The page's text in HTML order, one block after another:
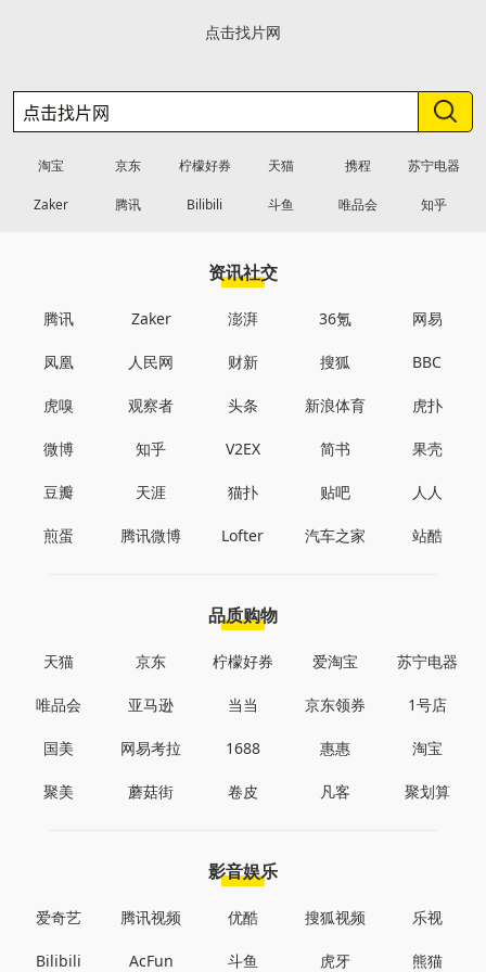
点击找片网
淘宝 京东 柠檬好券 天猫 携程 苏宁电器
Zaker 腾讯 Bilibili 斗鱼 唯品会 知乎
资讯社交
腾讯 Zaker 澎湃 36氪 网易
凤凰 人民网 财新 搜狐 BBC
虎嗅 观察者 头条 新浪体育 虎扑
微博 知乎 V2EX 简书 果壳
豆瓣 天涯 猫扑 贴吧 人人
煎蛋 腾讯微博 Lofter 汽车之家 站酷
品质购物
天猫 京东 柠檬好券 爱淘宝 苏宁电器
唯品会 亚马逊 当当 京东领券 1号店
国美 网易考拉 1688 惠惠 淘宝
聚美 蘑菇街 卷皮 凡客 聚划算
影音娱乐
爱奇艺 腾讯视频 优酷 搜狐视频 乐视
Bilibili AcFun 斗鱼 虎牙 熊猫